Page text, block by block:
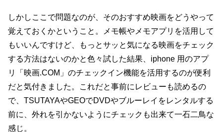
しかしここで問題なのが、そのおすすめ映画をどうやって
覚えておくかということ。メモ帳やメモアプリを活用して
もいいんですけど、もっとサッと気になる映画をチェック
する方法はないのかと色々試した結果、iphone 用のアプ
リ「映画.COM」のチェックイン機能を活用するのが便利
だと気付きました。これだと事前にレビューも読めるの
で、TSUTAYAやGEOでDVDやブルーレイをレンタルする
前に、外れを引かないようにチェックも出来て一石二鳥な
感じ。